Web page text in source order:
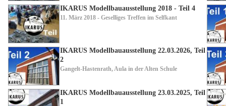
IKARUS Modellbauausstellung 2018 - Teil 4
11. März 2018 - Geselliges Treffen im Selfkant
IKARUS Modellbauausstellung 22.03.2026, Teil
2
Gangelt-Hastenrath, Aula in der Alten Schule
IKARUS Modellbauausstellung 23.03.2025, Teil
1